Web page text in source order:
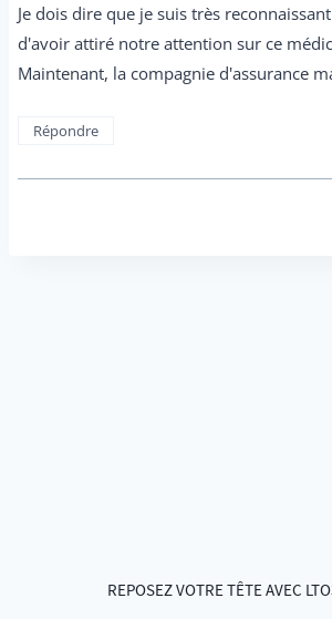
Je dois dire que je suis très
d'avoir attiré notre attention sur ce
Maintenant, la compagnie d'assurance
Répondre
REPOSEZ VOTRE TÊTE AVEC